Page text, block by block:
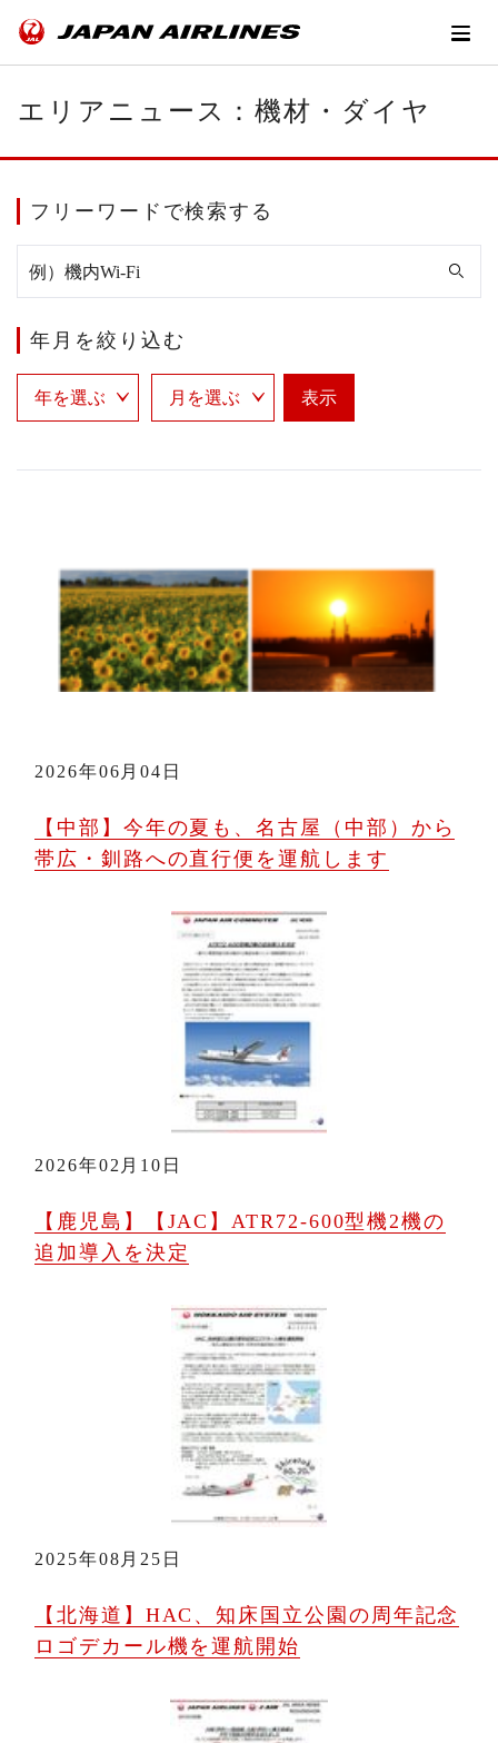
エリアニュース：機材・ダイヤ
フリーワードで検索する
年月を絞り込む
表示
2026年06月04日
【中部】今年の夏も、名古屋（中部）から
帯広・釧路への直行便を運航します
2026年02月10日
【鹿児島】【JAC】ATR72-600型機2機の
追加導入を決定
2025年08月25日
【北海道】HAC、知床国立公園の周年記念
ロゴデカール機を運航開始